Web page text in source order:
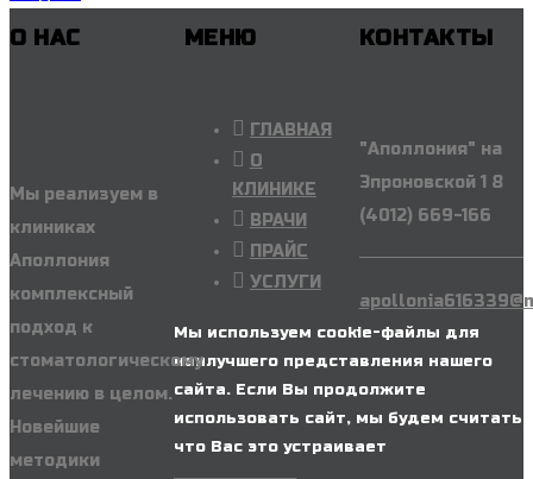
О НАС
Мы реализуем в
клиниках
Аполлония
комплексный
подход к
стоматологическому
лечению в целом.
Новейшие
методики
МЕНЮ
ГЛАВНАЯ
О
КЛИНИКЕ
ВРАЧИ
ПРАЙС
УСЛУГИ
КОНТАКТЫ
"Аполлония" на
Эпроновской 1 8
(4012) 669-166
Мы используем cookie-файлы для
наилучшего представления нашего
сайта. Если Вы продолжите
использовать сайт, мы будем считать
что Вас это устраивает